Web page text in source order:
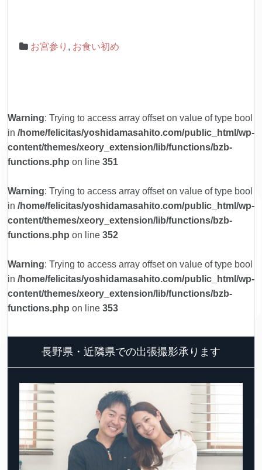
お宮参り , お食い初め
Warning: Trying to access array offset on value of type bool
in /home/felicitas/yoshidamasahito.com/public_html/wp-
content/themes/xeory_extension/lib/functions/bzb-
functions.php on line 351
Warning: Trying to access array offset on value of type bool
in /home/felicitas/yoshidamasahito.com/public_html/wp-
content/themes/xeory_extension/lib/functions/bzb-
functions.php on line 352
Warning: Trying to access array offset on value of type bool
in /home/felicitas/yoshidamasahito.com/public_html/wp-
content/themes/xeory_extension/lib/functions/bzb-
functions.php on line 353
長野県・近隣県での出張撮影承ります